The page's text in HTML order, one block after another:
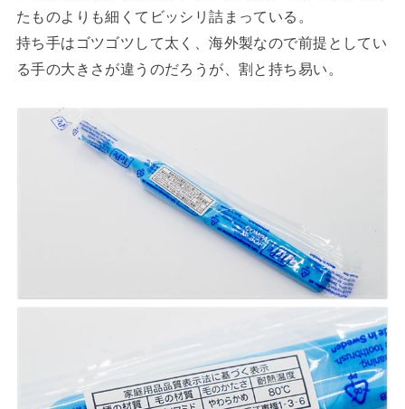
たものよりも細くてビッシリ詰まっている。
持ち手はゴツゴツして太く、海外製なので前提としてい
る手の大きさが違うのだろうが、割と持ち易い。